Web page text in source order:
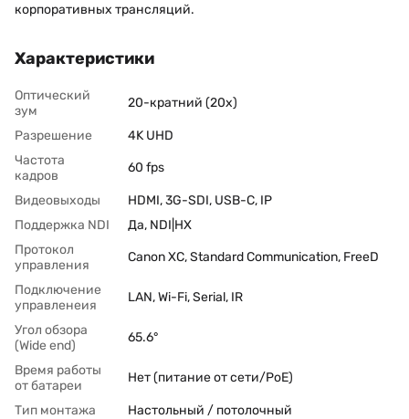
корпоративных трансляций.
Характеристики
Оптический
зум
20-кратний (20x)
Разрешение
4K UHD
Частота
кадров
60 fps
Видеовыходы
HDMI, 3G-SDI, USB-C, IP
Поддержка NDI
Да, NDI|HX
Протокол
управления
Canon XC, Standard Communication, FreeD
Подключение
управленеия
LAN, Wi-Fi, Serial, IR
Угол обзора
(Wide end)
65.6°
Время работы
от батареи
Нет (питание от сети/PoE)
Тип монтажа
Настольный / потолочный